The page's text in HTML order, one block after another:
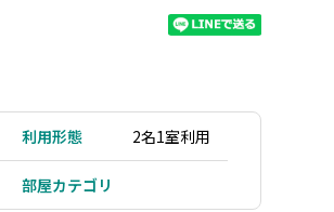
利用形態 2名1室利用
部屋カテゴリ